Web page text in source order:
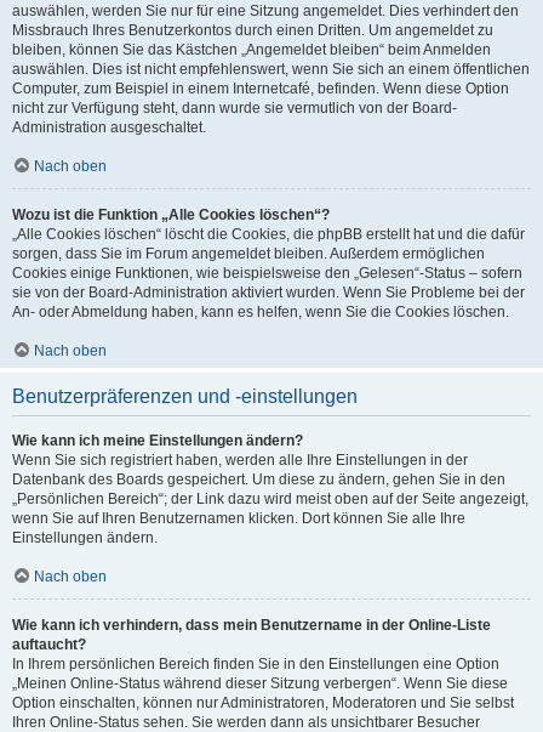
auswählen, werden Sie nur für eine Sitzung angemeldet. Dies verhindert den
Missbrauch Ihres Benutzerkontos durch einen Dritten. Um angemeldet zu
bleiben, können Sie das Kästchen „Angemeldet bleiben“ beim Anmelden
auswählen. Dies ist nicht empfehlenswert, wenn Sie sich an einem öffentlichen
Computer, zum Beispiel in einem Internetcafé, befinden. Wenn diese Option
nicht zur Verfügung steht, dann wurde sie vermutlich von der Board-
Administration ausgeschaltet.
Nach oben
Wozu ist die Funktion „Alle Cookies löschen“?
„Alle Cookies löschen“ löscht die Cookies, die phpBB erstellt hat und die dafür
sorgen, dass Sie im Forum angemeldet bleiben. Außerdem ermöglichen
Cookies einige Funktionen, wie beispielsweise den „Gelesen“-Status – sofern
sie von der Board-Administration aktiviert wurden. Wenn Sie Probleme bei der
An- oder Abmeldung haben, kann es helfen, wenn Sie die Cookies löschen.
Nach oben
Benutzerpräferenzen und -einstellungen
Wie kann ich meine Einstellungen ändern?
Wenn Sie sich registriert haben, werden alle Ihre Einstellungen in der
Datenbank des Boards gespeichert. Um diese zu ändern, gehen Sie in den
„Persönlichen Bereich“; der Link dazu wird meist oben auf der Seite angezeigt,
wenn Sie auf Ihren Benutzernamen klicken. Dort können Sie alle Ihre
Einstellungen ändern.
Nach oben
Wie kann ich verhindern, dass mein Benutzername in der Online-Liste
auftaucht?
In Ihrem persönlichen Bereich finden Sie in den Einstellungen eine Option
„Meinen Online-Status während dieser Sitzung verbergen“. Wenn Sie diese
Option einschalten, können nur Administratoren, Moderatoren und Sie selbst
Ihren Online-Status sehen. Sie werden dann als unsichtbarer Besucher